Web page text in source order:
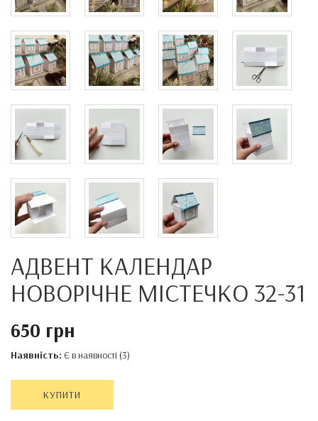
АДВЕНТ КАЛЕНДАР
НОВОРІЧНЕ МІСТЕЧКО 32-31
650 грн
Наявність: Є в наявності (3)
КУПИТИ